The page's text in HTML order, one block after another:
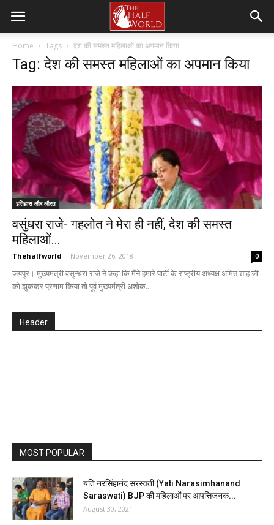
Home Tags देश की समस्त महिलाओं का अपमान किया
Tag: देश की समस्त महिलाओं का अपमान किया
इतिहास और औरत
वसुंधरा राजे- गहलोत ने मेरा ही नहीं, देश की समस्त
महिलाओं...
Thehalfworld - November 26, 2018 0
जयपुर। मुख्यमंत्री वसुन्धरा राजे ने कहा कि मैंने हमारे पार्टी के राष्ट्रीय अध्यक्ष अमित शाह जी
को झुककर प्रणाम किया तो पूर्व मुख्यमंत्री अशोक...
Header
MOST POPULAR
यति नरसिंहानंद सरस्वती (Yati Narasimhanand
Saraswati) BJP की महिलाओं पर आपत्तिजनक...
August 30, 2021